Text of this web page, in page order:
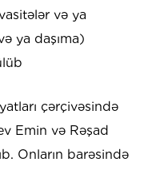
və ya
ya daşıma)
çərçivəsində
Emin və Rəşad
Onların barəsində